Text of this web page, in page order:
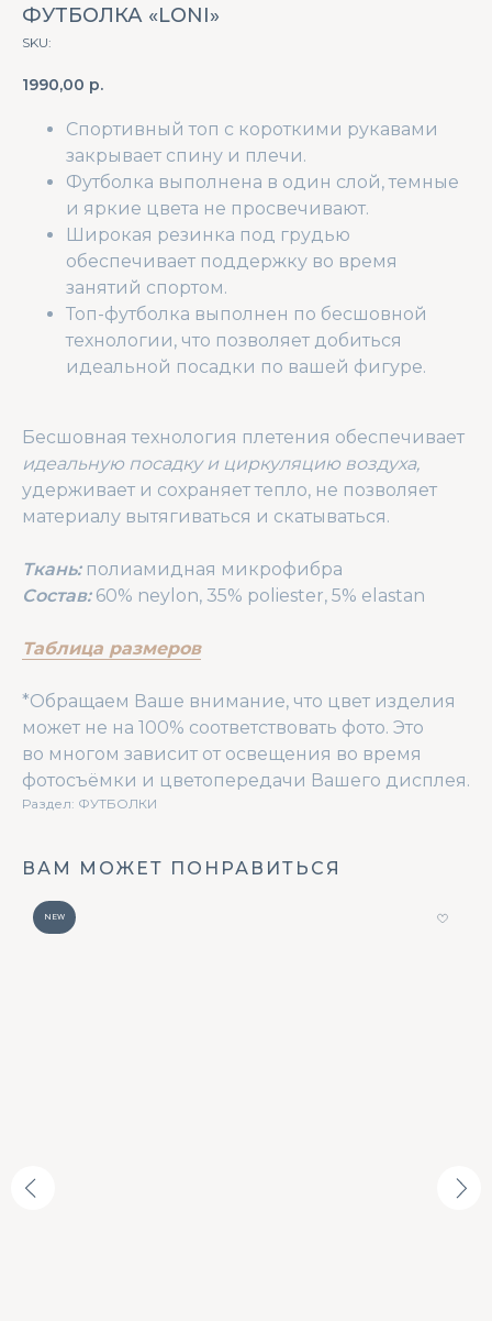
ФУТБОЛКА «LONI»
SKU:
1990,00 р.
Спортивный топ с короткими рукавами
закрывает спину и плечи.
Футболка выполнена в один слой, темные
и яркие цвета не просвечивают.
Широкая резинка под грудью
обеспечивает поддержку во время
занятий спортом.
Топ-футболка выполнен по бесшовной
технологии, что позволяет добиться
идеальной посадки по вашей фигуре.
Бесшовная технология плетения обеспечивает
идеальную посадку и циркуляцию воздуха,
удерживает и сохраняет тепло, не позволяет
материалу вытягиваться и скатываться.
Ткань:полиамидная микрофибра
Состав: 60% neylon, 35% poliester, 5% elastan
Таблица размеров
*Обращаем Ваше внимание, что цвет изделия
может не на 100% соответствовать фото. Это
во многом зависит от освещения во время
фотосъёмки и цветопередачи Вашего дисплея.
Раздел: ФУТБОЛКИ
ВАМ МОЖЕТ ПОНРАВИТЬСЯ
NEW